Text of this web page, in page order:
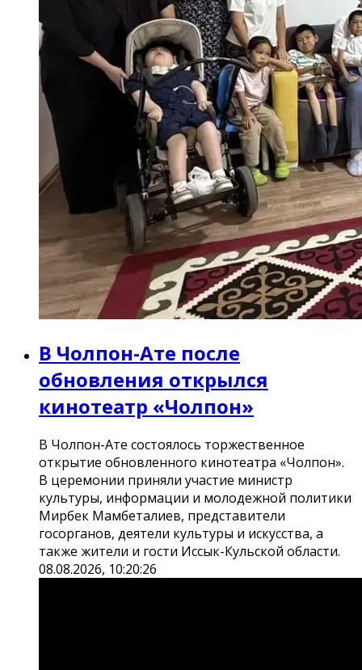
В Чолпон-Ате после
обновления открылся
кинотеатр «Чолпон»
В Чолпон-Ате состоялось торжественное
открытие обновленного кинотеатра «Чолпон».
В церемонии приняли участие министр
культуры, информации и молодежной политики
Мирбек Мамбеталиев, представители
госорганов, деятели культуры и искусства, а
также жители и гости Иссык-Кульской области.
08.08.2026, 10:20:26